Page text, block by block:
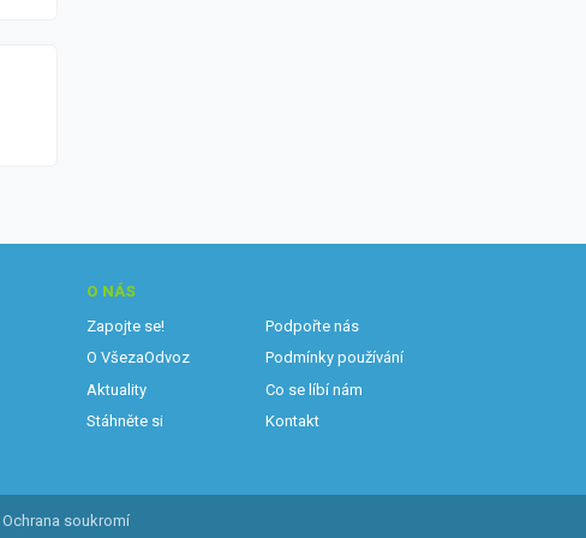
O NÁS
Zapojte se!
O VšezaOdvoz
Aktuality
Stáhněte si
Podpořte nás
Podmínky používání
Co se líbí nám
Kontakt
Ochrana soukromí